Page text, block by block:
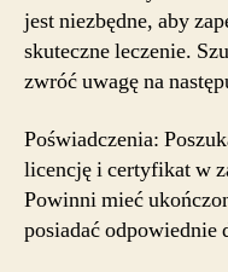
jest niezbędne, aby
skuteczne leczenie.
zwróć uwagę na
Poświadczenia:
licencję i certyfikat w
Powinni mieć
posiadać odpowiednie